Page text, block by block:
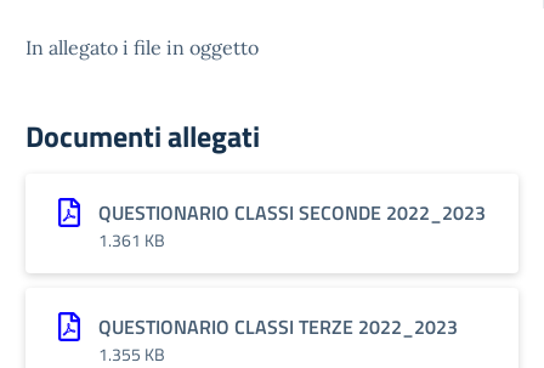
In allegato i file in oggetto
Documenti allegati
QUESTIONARIO CLASSI SECONDE 2022_2023
1.361 KB
QUESTIONARIO CLASSI TERZE 2022_2023
1.355 KB